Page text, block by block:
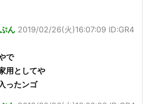
ん 2019/02/26(火)16:07:09 ID:GR4
で
用としてや
ったンゴ